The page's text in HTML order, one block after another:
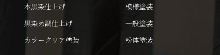
本黒染仕上げ
黒染め調仕上げ
カラークリア塗装
模様塗装
一般塗装
粉体塗装